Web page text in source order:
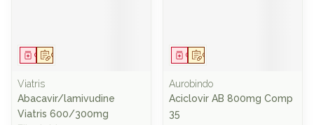
Op voorschrift
Geneesmiddel
Viatris
Abacavir/lamivudine
Viatris 600/300mg
Op voorschrift
Geneesmiddel
Aurobindo
Aciclovir AB 800mg Comp
35